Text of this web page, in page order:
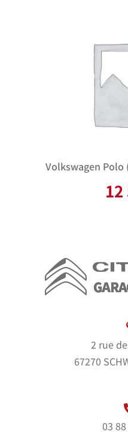
Volkswagen
12
2 rue
67270
03